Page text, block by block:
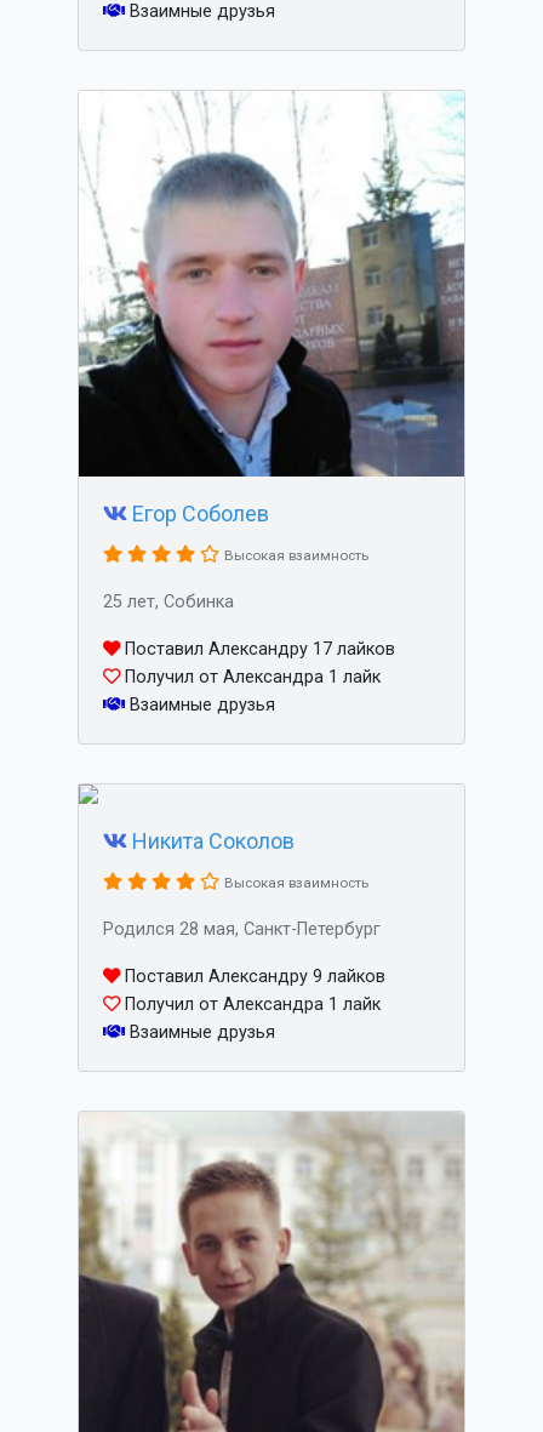
Взаимные друзья
Егор Соболев
Высокая взаимность
25 лет, Собинка
Поставил Александру 17 лайков
Получил от Александра 1 лайк
Взаимные друзья
Никита Соколов
Высокая взаимность
Родился 28 мая, Санкт-Петербург
Поставил Александру 9 лайков
Получил от Александра 1 лайк
Взаимные друзья